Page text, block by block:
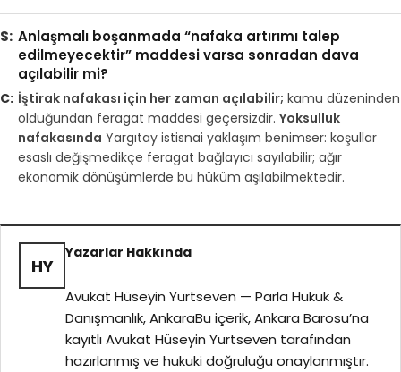
Anlaşmalı boşanmada “nafaka artırımı talep
edilmeyecektir” maddesi varsa sonradan dava
açılabilir mi?
İştirak nafakası için her zaman açılabilir; kamu düzeninden
olduğundan feragat maddesi geçersizdir. Yoksulluk
nafakasında Yargıtay istisnai yaklaşım benimser: koşullar
esaslı değişmedikçe feragat bağlayıcı sayılabilir; ağır
ekonomik dönüşümlerde bu hüküm aşılabilmektedir.
HY
Yazarlar Hakkında
Avukat Hüseyin Yurtseven — Parla Hukuk &
Danışmanlık, AnkaraBu içerik, Ankara Barosu’na
kayıtlı Avukat Hüseyin Yurtseven tarafından
hazırlanmış ve hukuki doğruluğu onaylanmıştır.